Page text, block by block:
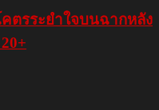
ตรระยำใจบนฉากหลัง